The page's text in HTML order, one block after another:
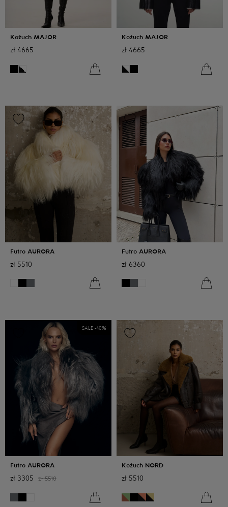
Kożuch MAJOR
zł 4665
Kożuch MAJOR
zł 4665
Futro AURORA
zł 5510
Futro AURORA
zł 6360
Futro AURORA
zł 3305 zł 5510
SALE -40 %
Kożuch NORD
zł 5510